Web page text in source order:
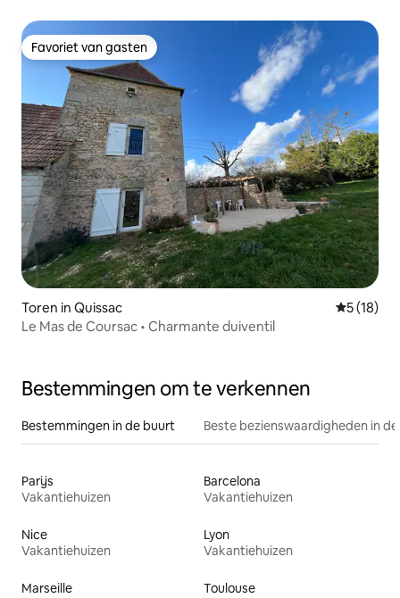
Favoriet van gasten
Favoriet van gasten
Toren in Quissac
5 (18)
Le Mas de Coursac • Charmante duiventil
Bestemmingen om te verkennen
Bestemmingen in de buurt Beste bezienswaardigheden in
Parijs
Vakantiehuizen
Barcelona
Vakantiehuizen
Nice
Vakantiehuizen
Lyon
Vakantiehuizen
Marseille
Toulouse